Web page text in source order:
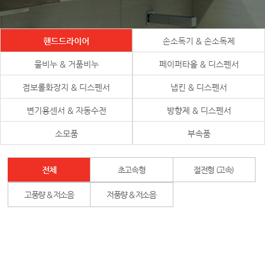
핸드드라이어 손소독기 & 손소독제
물비누 & 거품비누 페이퍼타올 & 디스펜서
점보롤화장지 & 디스펜서 냅킨 & 디스펜서
변기용센서 & 자동수전 방향제 & 디스펜서
소모품 부속품
전체 초고속형 절전형 (고속)
고풍량 & 저소음 저풍량 & 저소음